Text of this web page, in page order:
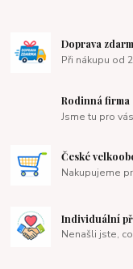
Doprava
Při nákupu od
Rodinná firma
Jsme tu pro
České
Nakupujeme
Individuální
Nenašli jste,